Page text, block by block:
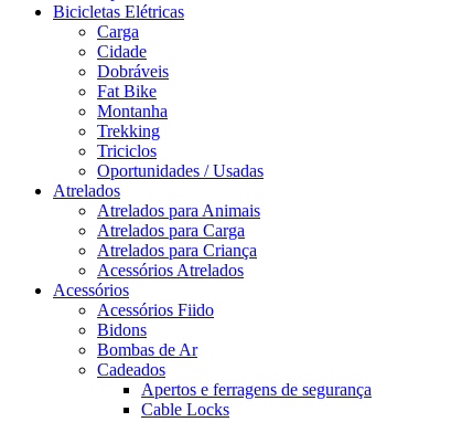
Bicicletas Elétricas
Carga
Cidade
Dobráveis
Fat Bike
Montanha
Trekking
Triciclos
Oportunidades / Usadas
Atrelados
Atrelados para Animais
Atrelados para Carga
Atrelados para Criança
Acessórios Atrelados
Acessórios
Acessórios Fiido
Bidons
Bombas de Ar
Cadeados
Apertos e ferragens de segurança
Cable Locks